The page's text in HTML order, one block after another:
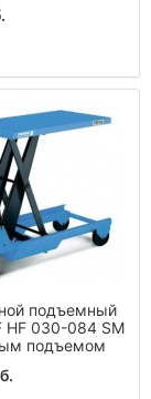
подъемный
HF 030-084 SM
подъемом